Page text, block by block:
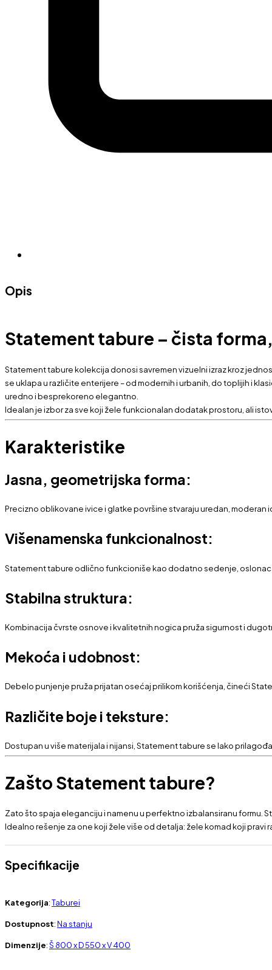
Opis
Statement tabure – čista
Statement tabure kolekcija donosi savremen vizuelni izraz kroz
se uklapa u različite enterijere – od modernih i urbanih, do toplijih i
uredno i besprekoreno elegantno.
Idealan je izbor za sve koji žele funkcionalan dodatak prostoru, ali
Karakteristike
Jasna, geometrijska forma:
Precizno oblikovane ivice i glatke površine stvaraju uredan,
Višenamenska funkcionalnost:
Statement tabure odlično funkcioniše kao dodatno sedenje,
Stabilna struktura:
Kombinacija čvrste osnove i kvalitetnih nogica pruža sigurnost i
Mekoća i udobnost:
Debelo punjenje pruža prijatan osećaj prilikom korišćenja, čineći
Različite boje i teksture:
Dostupan u više materijala i nijansi, Statement tabure se lako
Zašto Statement tabure?
Zato što spaja eleganciju i namenu u perfektno izbalansiranu
Idealno rešenje za one koji žele više od detalja: žele komad koji pravi
Specifikacije
Kategorija:Taburei
Dostupnost:Na stanju
Dimenzije:Š 800 x D 550 x V 400